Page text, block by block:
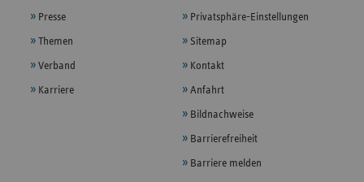
Presse
Themen
Verband
Karriere
Privatsphäre-Einstellungen
Sitemap
Kontakt
Anfahrt
Bildnachweise
Barrierefreiheit
Barriere melden